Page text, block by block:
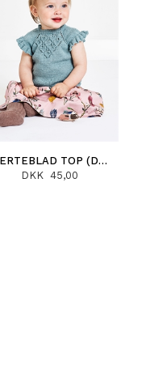
HJERTEBLAD TOP (DANSK)
DKK 45,00